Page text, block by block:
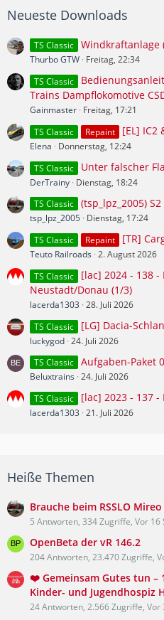
Neueste Downloads
TS Classic Windkraftanlage
Thurbo GTW Freitag, 22:34
TS Classic
Trains Dampflokomotive
Gainmaster Freitag, 17:21
TS Classic
Repaint [EL] IC2
Elena
Donnerstag, 12:24
TS Classic
Unter falscher
DerTrainy Dienstag, 18:24
TS Classic (tsp_lpz_2005)
tsp_lpz_2005
Dienstag, 17:24
TS Classic
Repaint [TR]
Teuto Railroads 2. August 2026
TS Classic
[lac] 2024 - 138 -
Neustadt/Donau (1/3)
lacerda1303 28. Juli 2026
TS Classic
[LG] Dacia-
luckygod 24. Juli 2026
TS Classic Aufgaben-Paket
Beluxtrains 24. Juli 2026
TS Classic
[lac] 2023 - 137 -
lacerda1303 21. Juli 2026
Heiße Themen
Brauche beim RSSLO
5 Antworten, 334 Zugriffe, Vor 16
OpenBeta der vR 146.2
204 Antworten, 23.470 Zugriffe,
❤️ Gemeinsam Gutes tun –
Kinder- und Jugendhospiz
24 Antworten, 2.566 Zugriffe, Vor